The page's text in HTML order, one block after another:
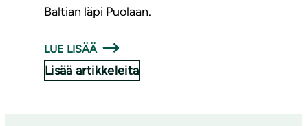
Baltian läpi Puolaan.
LUE LISÄÄ
Lisää artikkeleita